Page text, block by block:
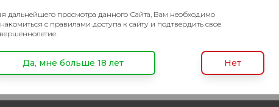
дальнейшего просмотра данного Сайта, Вам необходимо
с правилами доступа к сайту и подтвердить свое
Да, мне больше 18 лет Нет